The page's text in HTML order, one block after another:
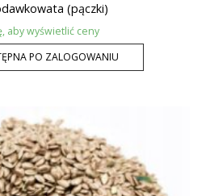
(pączki)
aby wyświetlić ceny
PO ZALOGOWANIU